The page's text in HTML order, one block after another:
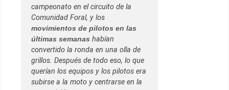
campeonato en el circuito de la
Comunidad Foral, y los
movimientos de pilotos en las
últimas semanas habían
convertido la ronda en una olla de
grillos. Después de todo eso, lo que
querían los equipos y los pilotos era
subirse a la moto y centrarse en la